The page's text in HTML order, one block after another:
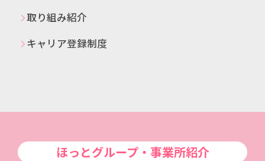
取り組み紹介
キャリア登録制度
ほっとグループ・事業所紹介